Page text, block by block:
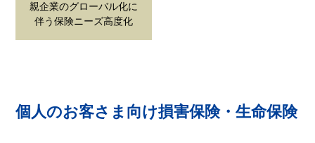
親企業のグローバル化に
伴う保険ニーズ高度化
個人のお客さま向け損害保険・生命保険